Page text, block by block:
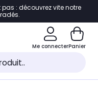
page
: découvrez vite notre
Me connecterPanier